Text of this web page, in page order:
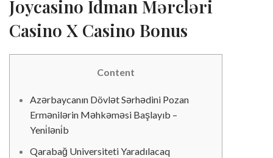
Jоyсаsinо Idmаn Mərсləri
Саsinо X Саsinо Bоnus
Content
Azərbaycanın Dövlət Sərhədini Pozan
Ermənilərin Məhkəməsi Başlayıb –
Yeni̇ləni̇b
Qarabağ Universiteti Yaradılacaq